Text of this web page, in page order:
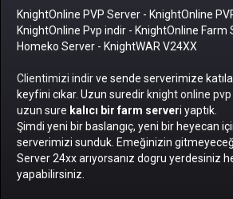
KnightOnline PVP Server - KnightOnline
KnightOnline Pvp indir - KnightOnline Farm
Homeko Server - KnightWAR V24XX
Clientimizi indirve sende serverimize
keyfini cıkar. Uzun suredir knight online pvp
uzun sure kalıcı bir farm serveri yaptık.
Şimdi yeni bir baslangıç, yeni bir heyecan
serverimizi sunduk. Emeğinizin gitmeyeceği
Server 24xx arıyorsanız dogru yerdesiniz
yapabilirsiniz.